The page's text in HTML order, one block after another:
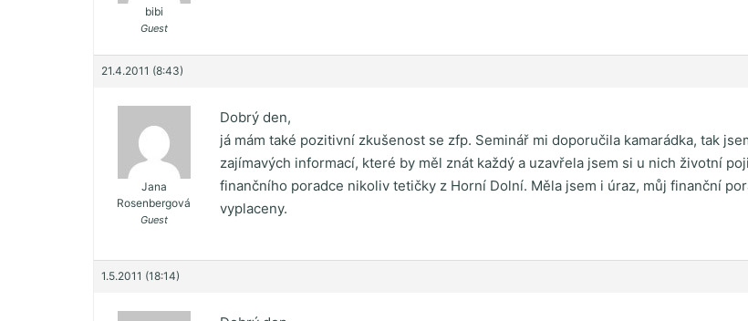
bibi
Guest
21.4.2011 (8:43)
Jana
Rosenbergová
Guest
Dobrý den,
já mám také pozitivní zkušenost se zfp. Seminář mi doporučila kamarádka, tak
zajímavých informací, které by měl znát každý a uzavřela jsem si u nich životní
finančního poradce nikoliv tetičky z Horní Dolní. Měla jsem i úraz, můj finanční
vyplaceny.
1.5.2011 (18:14)